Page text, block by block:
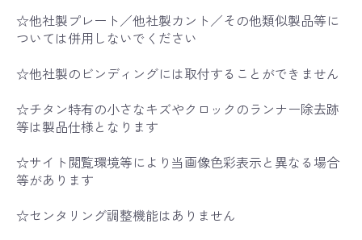
☆他社製プレート／他社製カント／その他類似製品等に
ついては併用しないでください
☆他社製のビンディングには取付することができません
☆チタン特有の小さなキズやクロックのランナー除去跡
等は製品仕様となります
☆サイト閲覧環境等により当画像色彩表示と異なる場合
等があります
☆センタリング調整機能はありません